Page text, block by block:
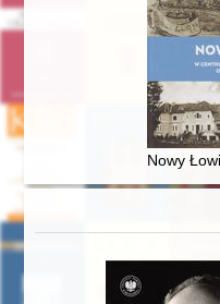
Nowy